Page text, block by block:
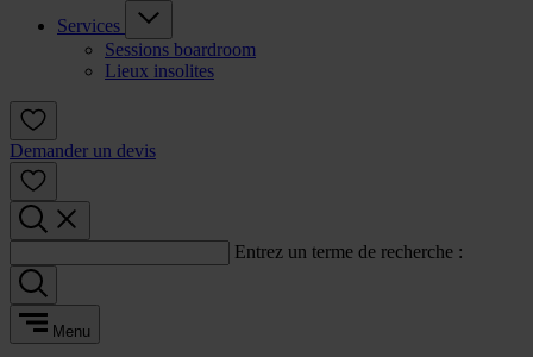
Services
Sessions boardroom
Lieux insolites
Demander un devis
Entrez un terme de recherche :
Menu